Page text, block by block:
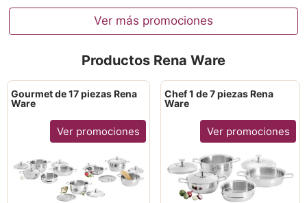
Ver más promociones
Productos Rena Ware
Gourmet de 17 piezas Rena
Ware
Ver promociones
Chef 1 de 7 piezas Rena
Ware
Ver promociones